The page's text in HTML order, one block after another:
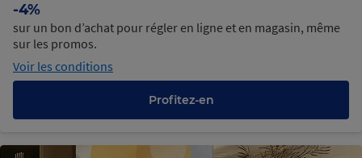
-4%
sur un bon d’achat pour régler en ligne et en magasin, même
sur les promos.
Voir les conditions
Profitez-en